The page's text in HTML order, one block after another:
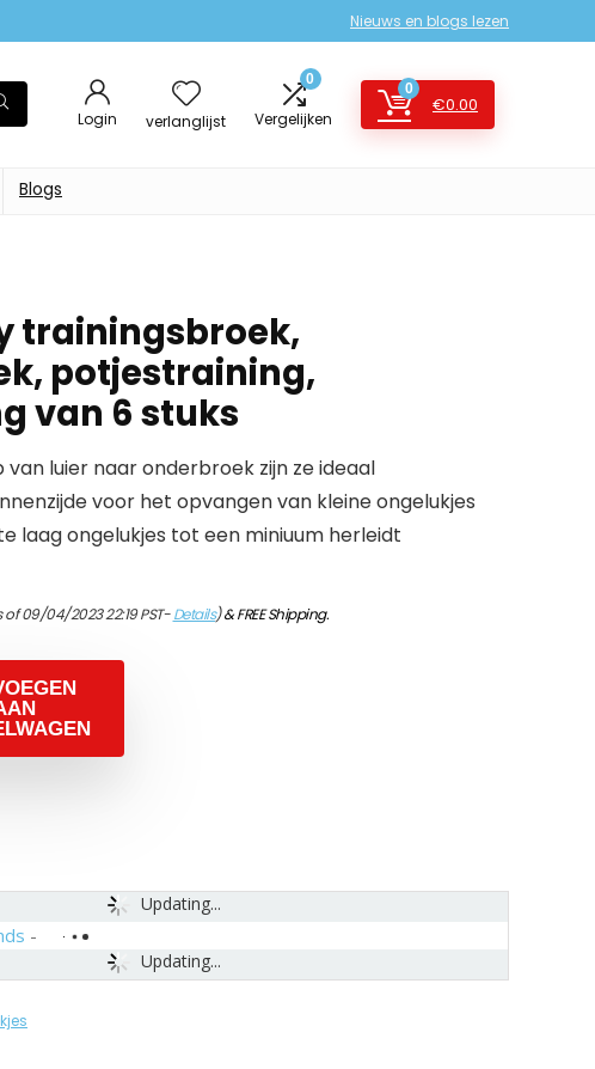
Nieuws en blogs lezen
Login verlanglijst
0
Vergelijken
0
€0.00
Blogs
trainingsbroek,
potjestraining,
van 6 stuks
van luier naar onderbroek zijn ze ideaal
voor het opvangen van kleine ongelukjes
laag ongelukjes tot een miniuum herleidt
09/04/2023 22:19 PST-Details)&FREE Shipping.
Updating...
Updating...
-